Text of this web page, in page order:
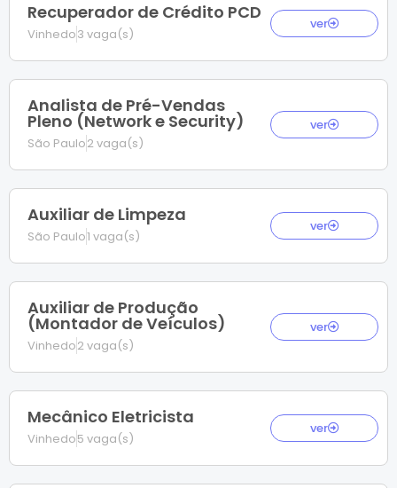
Recuperador de Crédito PCD
Vinhedo3 vaga(s)
ver
Analista de Pré-Vendas
Pleno (Network e Security)
São Paulo2 vaga(s)
ver
Auxiliar de Limpeza
São Paulo1 vaga(s)
ver
Auxiliar de Produção
(Montador de Veículos)
Vinhedo2 vaga(s)
ver
Mecânico Eletricista
Vinhedo5 vaga(s)
ver